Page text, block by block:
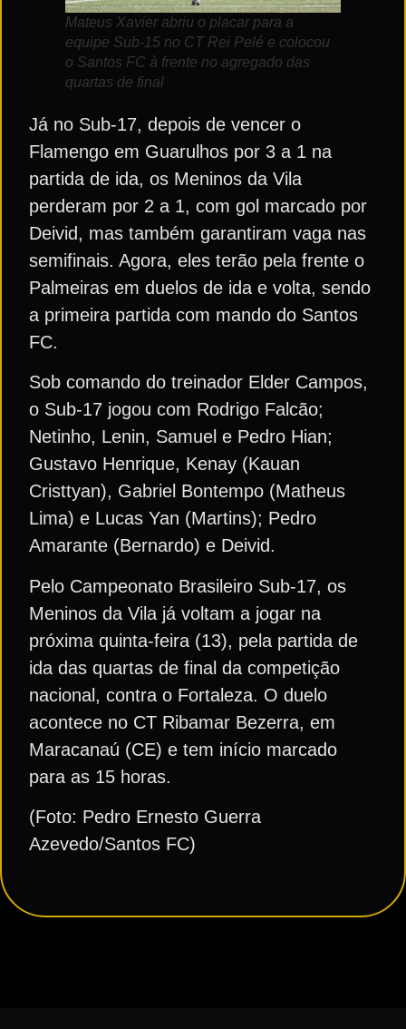
Mateus Xavier abriu o placar para a
equipe Sub-15 no CT Rei Pelé e colocou
o Santos FC à frente no agregado das
quartas de final
Já no Sub-17, depois de vencer o
Flamengo em Guarulhos por 3 a 1 na
partida de ida, os Meninos da Vila
perderam por 2 a 1, com gol marcado por
Deivid, mas também garantiram vaga nas
semifinais. Agora, eles terão pela frente o
Palmeiras em duelos de ida e volta, sendo
a primeira partida com mando do Santos
FC.
Sob comando do treinador Elder Campos,
o Sub-17 jogou com Rodrigo Falcão;
Netinho, Lenin, Samuel e Pedro Hian;
Gustavo Henrique, Kenay (Kauan
Cristtyan), Gabriel Bontempo (Matheus
Lima) e Lucas Yan (Martins); Pedro
Amarante (Bernardo) e Deivid.
Pelo Campeonato Brasileiro Sub-17, os
Meninos da Vila já voltam a jogar na
próxima quinta-feira (13), pela partida de
ida das quartas de final da competição
nacional, contra o Fortaleza. O duelo
acontece no CT Ribamar Bezerra, em
Maracanaú (CE) e tem início marcado
para as 15 horas.
(Foto: Pedro Ernesto Guerra
Azevedo/Santos FC)